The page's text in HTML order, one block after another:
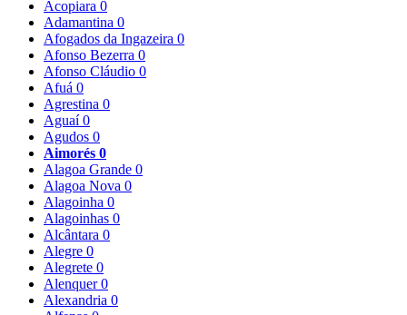
Acopiara 0
Adamantina 0
Afogados da Ingazeira 0
Afonso Bezerra 0
Afonso Cláudio 0
Afuá 0
Agrestina 0
Aguaí0
Agudos 0
Aimorés 0
Alagoa Grande 0
Alagoa Nova 0
Alagoinha 0
Alagoinhas 0
Alcântara 0
Alegre 0
Alegrete 0
Alenquer0
Alexandria 0